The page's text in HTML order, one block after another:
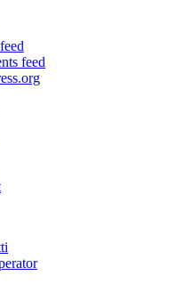
feed